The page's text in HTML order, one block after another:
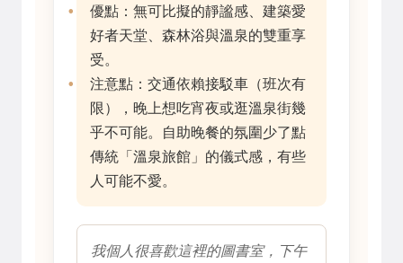
優點：無可比擬的靜謐感、建築愛
好者天堂、森林浴與溫泉的雙重享
受。
注意點：交通依賴接駁車（班次有
限），晚上想吃宵夜或逛溫泉街幾
乎不可能。自助晚餐的氛圍少了點
傳統「溫泉旅館」的儀式感，有些
人可能不愛。
我個人很喜歡這裡的圖書室，下午